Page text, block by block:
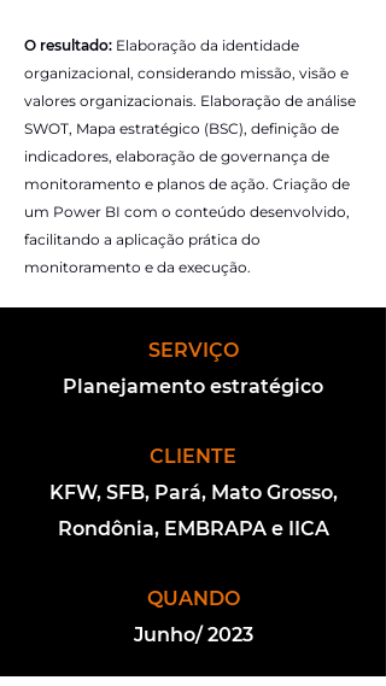
O resultado: Elaboração da identidade
organizacional, considerando missão, visão e
valores organizacionais. Elaboração de análise
SWOT, Mapa estratégico (BSC), definição de
indicadores, elaboração de governança de
monitoramento e planos de ação. Criação de
um Power BI com o conteúdo desenvolvido,
facilitando a aplicação prática do
monitoramento e da execução.
SERVIÇO
Planejamento estratégico
CLIENTE
KFW, SFB, Pará, Mato Grosso,
Rondônia, EMBRAPA e IICA
QUANDO
Junho/ 2023